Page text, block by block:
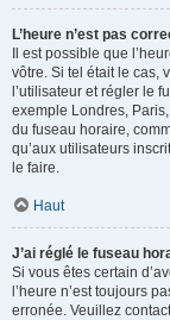
L’heure n’est pas
Il est possible que
vôtre. Si tel était le cas,
l’utilisateur et régler le
exemple Londres,
du fuseau horaire,
qu’aux utilisateurs
le faire.
Haut
J’ai réglé le fuseau
Si vous êtes certain
l’heure n’est toujours
erronée. Veuillez